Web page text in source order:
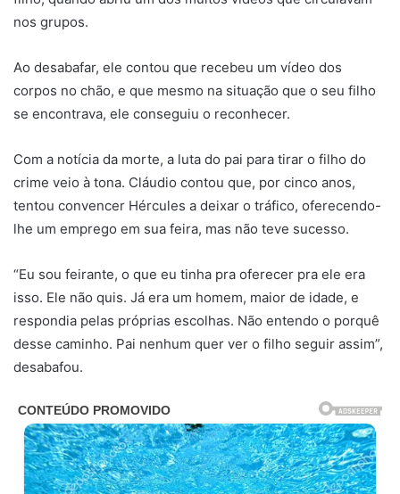
nos grupos.
Ao desabafar, ele contou que recebeu um vídeo dos
corpos no chão, e que mesmo na situação que o seu filho
se encontrava, ele conseguiu o reconhecer.
Com a notícia da morte, a luta do pai para tirar o filho do
crime veio à tona. Cláudio contou que, por cinco anos,
tentou convencer Hércules a deixar o tráfico, oferecendo-
lhe um emprego em sua feira, mas não teve sucesso.
“Eu sou feirante, o que eu tinha pra oferecer pra ele era
isso. Ele não quis. Já era um homem, maior de idade, e
respondia pelas próprias escolhas. Não entendo o porquê
desse caminho. Pai nenhum quer ver o filho seguir assim”,
desabafou.